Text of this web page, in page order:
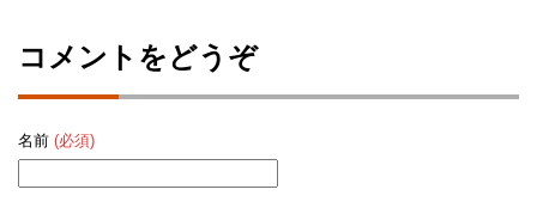
コメントをどうぞ
名前 (必須)